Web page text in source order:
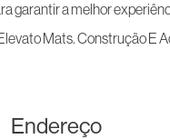
garantir a melhor
Mats. Construção E
Endereço